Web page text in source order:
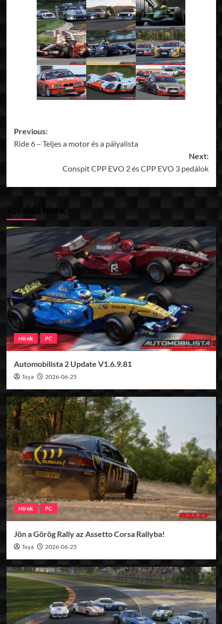
Post
navigation
Previous:
Ride 6 – Teljes a motor és a pályalista
Next:
Conspit CPP EVO 2 és CPP EVO 3 pedálok
További hírek
Hírek PC
Automobilista 2 Update V1.6.9.81
Toya 2026-06-25
Hírek PC
Jön a Görög Rally az Assetto Corsa Rallyba!
Toya 2026-06-25